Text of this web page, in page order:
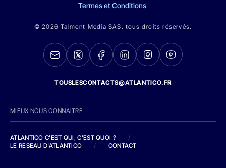
Termes et Conditions
© 2026 Talmont Media SAS. tous droits réservés.
TOUSLESCONTACTS@ATLANTICO.FR
MIEUX NOUS CONNAITRE
ATLANTICO C'EST QUI, C'EST QUOI ?
/
LE RESEAU D'ATLANTICO
/ CONTACT